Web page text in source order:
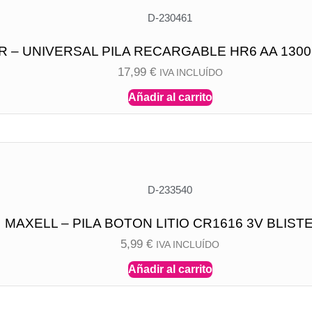
D-230461
– UNIVERSAL PILA RECARGABLE HR6 AA
17,99 € IVA INCLUÍDO
Añadir al carrito
D-233540
MAXELL – PILA BOTON LITIO CR1616 3V
5,99 € IVA INCLUÍDO
Añadir al carrito